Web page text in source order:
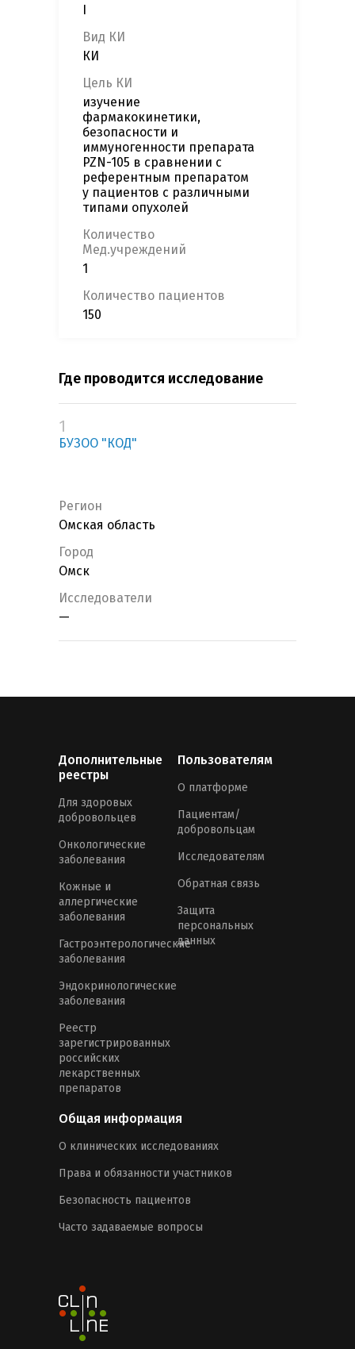
Вид КИ
КИ
Цель КИ
изучение
фармакокинетики,
безопасности и
иммуногенности препарата
PZN-105 в сравнении с
референтным препаратом
у пациентов с различными
типами опухолей
Количество
Мед.учреждений
1
Количество пациентов
150
Где проводится исследование
1
БУЗОО "КОД"
Регион
Омская область
Город
Омск
Исследователи
—
Дополнительные
реестры
Для здоровых
добровольцев
Онкологические
заболевания
Кожные и
аллергические
заболевания
Гастроэнтерологические
заболевания
Эндокринологические
заболевания
Реестр
зарегистрированных
российских
лекарственных
препаратов
Пользователям
О платформе
Пациентам/
добровольцам
Исследователям
Обратная связь
Защита
персональных
данных
Общая информация
О клинических исследованиях
Права и обязанности участников
Безопасность пациентов
Часто задаваемые вопросы